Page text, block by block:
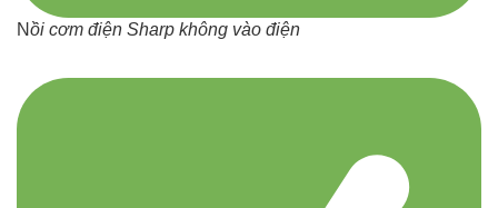
Nồi cơm điện Sharp không vào điện